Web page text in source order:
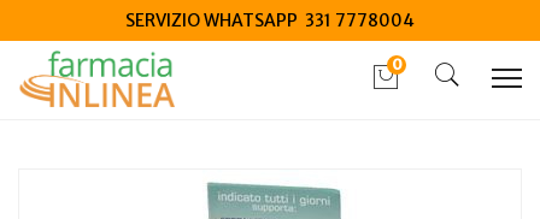
SERVIZIO WHATSAPP 331 7778004
0
Multiactivity over 50+ 60 compresse